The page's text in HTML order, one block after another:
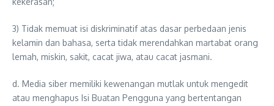
3) Tidak memuat isi diskriminatif atas dasar perbedaan jenis
kelamin dan bahasa, serta tidak merendahkan martabat orang
lemah, miskin, sakit, cacat jiwa, atau cacat jasmani.
d. Media siber memiliki kewenangan mutlak untuk mengedit
atau menghapus Isi Buatan Pengguna yang bertentangan